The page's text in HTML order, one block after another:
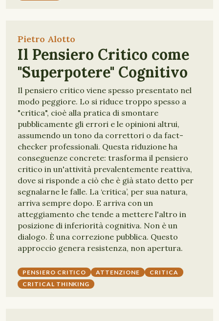
Pietro Alotto
Il Pensiero Critico come
"Superpotere" Cognitivo
Il pensiero critico viene spesso presentato nel
modo peggiore. Lo si riduce troppo spesso a
"critica", cioè alla pratica di smontare
pubblicamente gli errori e le opinioni altrui,
assumendo un tono da correttori o da fact-
checker professionali. Questa riduzione ha
conseguenze concrete: trasforma il pensiero
critico in un'attività prevalentemente reattiva,
dove si risponde a ciò che è già stato detto per
segnalarne le falle. La ‘critica’, per sua natura,
arriva sempre dopo. E arriva con un
atteggiamento che tende a mettere l'altro in
posizione di inferiorità cognitiva. Non è un
dialogo. È una correzione pubblica. Questo
approccio genera resistenza, non apertura.
PENSIERO CRITICO ATTENZIONE
CRITICA
CRITICAL THINKING